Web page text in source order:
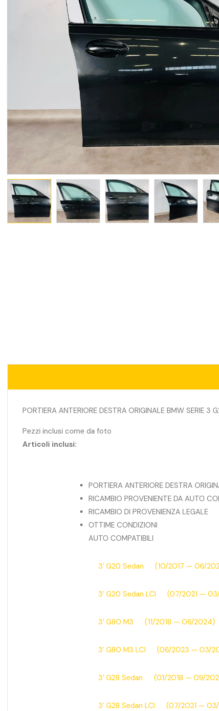
PORTIERA ANTERIORE DESTRA ORIGINALE BMW SERIE
Pezzi inclusi come da foto
Articoli inclusi:
PORTIERA ANTERIORE DESTRA
RICAMBIO PROVENIENTE DA AUTO
RICAMBIO DI PROVENIENZA LEGALE
OTTIME CONDIZIONI
AUTO COMPATIBILI
3′ G20 Sedan (10/2017 — 06/
3′ G20 Sedan LCI (07/2021 —
3′ G80 M3 (11/2018 — 06/2024)
3′ G80 M3 LCI (06/2023 — 03/
3′ G28 Sedan (01/2018 — 09/
3′ G28 Sedan LCI (07/2021 —